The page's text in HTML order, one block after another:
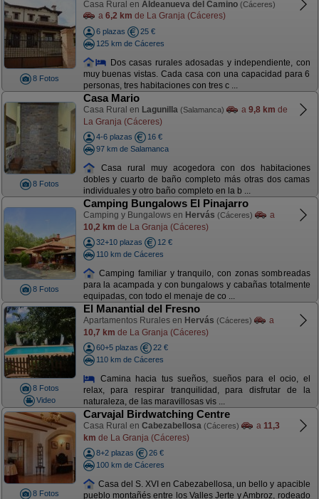
8 Fotos
Casa Rural en Aldeanueva del Camino (Cáceres)
a 6,2 km de La Granja (Cáceres)
6 plazas
25 €
125 km de Cáceres
Dos casas rurales adosadas y independiente, con
muy buenas vistas. Cada casa con una capacidad para 6
personas, tres habitaciones con tres c ...
8 Fotos
Casa Mario
Casa Rural en Lagunilla (Salamanca) a 9,8 km de
La Granja (Cáceres)
4-6 plazas
16 €
97 km de Salamanca
Casa rural muy acogedora con dos habitaciones
dobles y cuarto de baño completo más otras dos camas
individuales y otro baño completo en la b ...
8 Fotos
Camping Bungalows El Pinajarro
Camping y Bungalows en Hervás (Cáceres)
a
10,2 km de La Granja (Cáceres)
32+10 plazas
12 €
110 km de Cáceres
Camping familiar y tranquilo, con zonas sombreadas
para la acampada y con bungalows y cabañas totalmente
equipadas, con todo el menaje de co ...
8 Fotos
Video
El Manantial del Fresno
Apartamentos Rurales en Hervás (Cáceres)
a
10,7 km de La Granja (Cáceres)
60+5 plazas
22 €
110 km de Cáceres
Camina hacia tus sueños, sueños para el ocio, el
relax, para respirar tranquilidad, para disfrutar de la
naturaleza, de las maravillosas vis ...
8 Fotos
Carvajal Birdwatching Centre
Casa Rural en Cabezabellosa (Cáceres) a 11,3
km de La Granja (Cáceres)
8+2 plazas
26 €
100 km de Cáceres
Casa del S. XVI en Cabezabellosa, un bello y apacible
pueblo montañés entre los Valles Jerte y Ambroz, rodeado